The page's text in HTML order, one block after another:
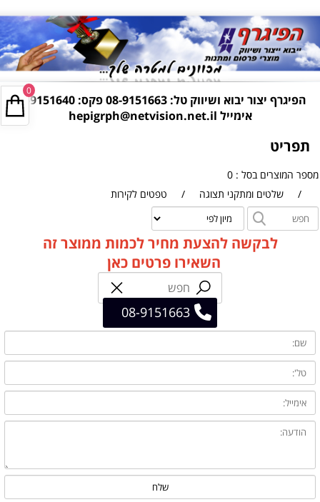
הפיגרף יצור יבוא ושיווק טל: 08-9151663
פקס: 08-9151640
אימייל hepigrph@netvision.net.il
תפריט
מספר המוצרים בסל : 0
/
שלטים ומתקני תצוגה / טפטים לקירות
0
לבקשה להצעת מחיר לכמות ממוצר זה
השאירו פרטים כאן
08-9151663